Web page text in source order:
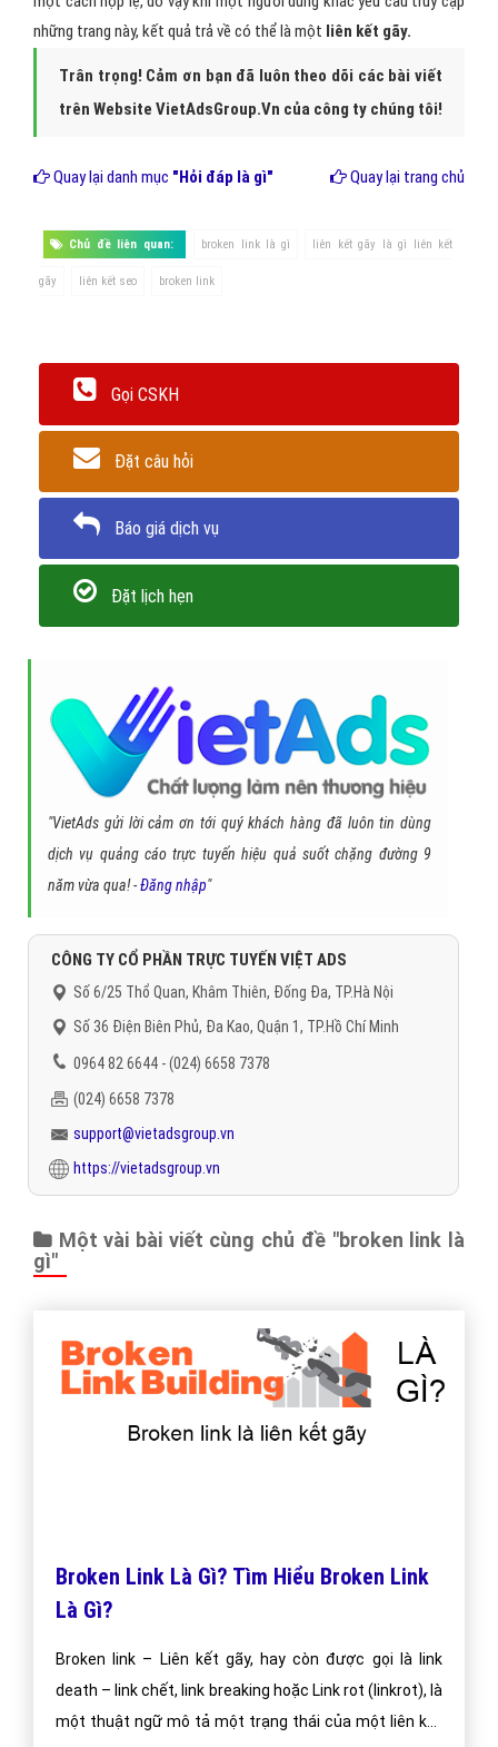
những trang này, kết quả trả về có thể là một liên kết gãy.
Trân trọng! Cảm ơn bạn đã luôn theo dõi các bài viết
trên Website VietAdsGroup.Vn của công ty chúng tôi!
Quay lại danh mục "Hỏi đáp là gì" Quay lại trang chủ
Chủ đề liên quan: broken link là gì liên kết gãy là gì liên kết
gãy liên kết seo broken link
Gọi CSKH
Đặt câu hỏi
Báo giá dịch vụ
Đặt lịch hẹn
"VietAds gửi lời cảm ơn tới quý khách hàng đã luôn tin dùng
dịch vụ quảng cáo trực tuyến hiệu quả suốt chặng đường 9
năm vừa qua! -Đăng nhập"
CÔNG TY CỔ PHẦN TRỰC TUYẾN VIỆT ADS
Số 6/25 Thổ Quan, Khâm Thiên, Đống Đa, TP.Hà Nội
Số 36 Điện Biên Phủ, Đa Kao, Quận 1, TP.Hồ Chí Minh
0964 82 6644 - (024) 6658 7378
(024) 6658 7378
support@vietadsgroup.vn
https://vietadsgroup.vn
Một vài bài viết cùng chủ đề "broken link là
gì"
Broken Link Là Gì? Tìm Hiểu Broken Link
Là Gì?
Broken link – Liên kết gãy, hay còn được gọi là link
death – link chết, link breaking hoặc Link rot (linkrot), là
một thuật ngữ mô tả một trạng thái của một liên kết